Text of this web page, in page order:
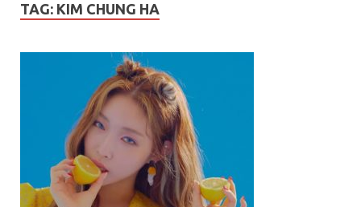
TAG: KIM CHUNG HA